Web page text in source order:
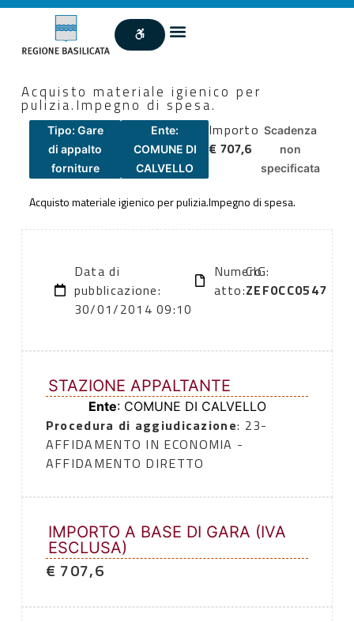
Acquisto materiale igienico per
pulizia.Impegno di spesa.
Tipo: Gare
di appalto
forniture
Ente:
COMUNE DI
CALVELLO
Importo
€ 707,6
Scadenza
non
specificata
Acquisto materiale igienico per pulizia.Impegno di spesa.
Data di
pubblicazione:
30/01/2014 09:10
Numero
atto:
CIG:
ZEF0CC0547
STAZIONE APPALTANTE
Ente: COMUNE DI CALVELLO
Procedura di aggiudicazione: 23-
AFFIDAMENTO IN ECONOMIA -
AFFIDAMENTO DIRETTO
IMPORTO A BASE DI GARA (IVA
ESCLUSA)
€ 707,6